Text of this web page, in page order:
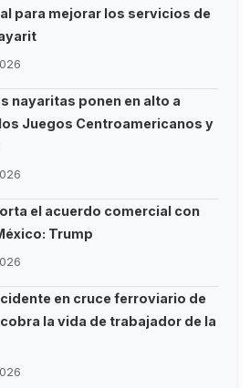
para mejorar los servicios de
nayaritas ponen en alto a
Juegos Centroamericanos y
el acuerdo comercial con
Trump
en cruce ferroviario de
la vida de trabajador de la